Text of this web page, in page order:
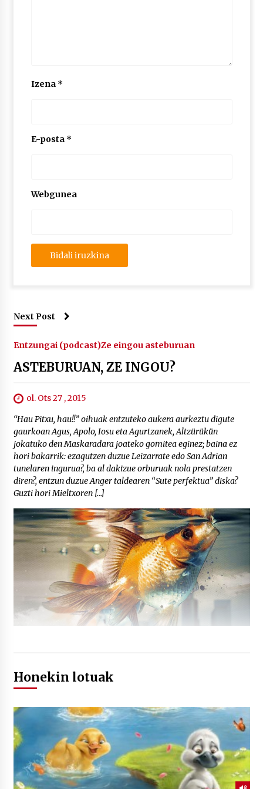
Izena *
E-posta *
Webgunea
Next Post
Entzungai (podcast)Ze eingou asteburuan
ASTEBURUAN, ZE INGOU?
ol. Ots 27 , 2015
“Hau Pitxu, hau!!” oihuak entzuteko aukera aurkeztu digute
gaurkoan Agus, Apolo, Iosu eta Agurtzanek, Altzürükün
jokatuko den Maskaradara joateko gomitea eginez; baina ez
hori bakarrik: ezagutzen duzue Leizarrate edo San Adrian
tunelaren ingurua?, ba al dakizue orburuak nola prestatzen
diren?, entzun duzue Anger taldearen “Sute perfektua” diska?
Guzti hori Mieltxoren […]
Honekin lotuak